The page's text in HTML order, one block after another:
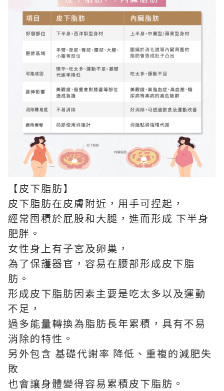
【皮下脂肪】
皮下脂肪在皮膚附近，用手可捏起，
經常囤積於屁股和大腿，進而形成 下半身
肥胖 。
女性身上有子宮及卵巢，
為了保護器官，容易在腰部形成皮下脂
肪。
形成皮下脂肪因素主要是吃太多以及運動
不足，
過多能量轉換為脂肪長年累積，具有不易
消除的特性。
另外包含 基礎代謝率 降低、 重複的減肥失
敗
也會讓身體變得容易累積皮下脂肪。